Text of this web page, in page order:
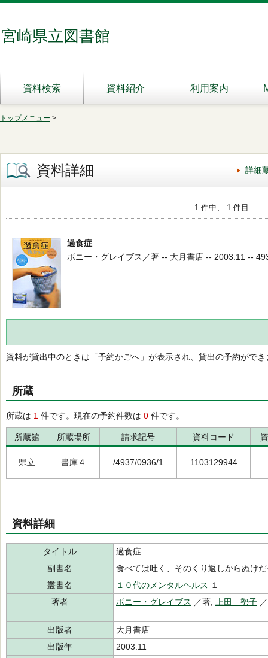
宮崎県立図書館
資料検索 資料紹介 利用案内
トップメニュー >
資料詳細 詳細
1 件中、 1 件目
過食症
ボニー・グレイブス／著 -- 大月書店 -- 2003.11 --
資料が貸出中のときは「予約かごへ」が表示され、貸出の予約ができ
所蔵
所蔵は 1 件です。現在の予約件数は 0 件です。
所蔵館 所蔵場所 請求記号 資料コード
県立 書庫４ /4937/0936/1 1103129944
資料詳細
タイトル
過食症
副書名
食べては吐く、そのくり返しからぬけ
叢書名
１０代のメンタルヘルス １
著者
ボニー・グレイブス ／著, 上田 勢子
出版者
大月書店
出版年
2003.11